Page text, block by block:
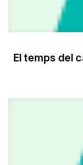
El temps del